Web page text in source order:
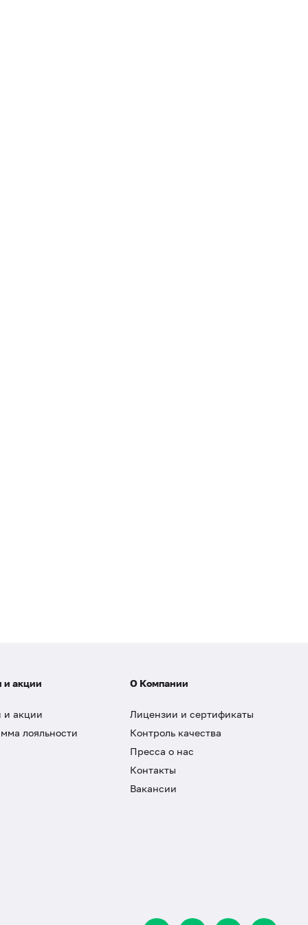
и акции
и акции
лояльности
О Компании
Лицензии и сертификаты
Контроль качества
Пресса о нас
Контакты
Вакансии